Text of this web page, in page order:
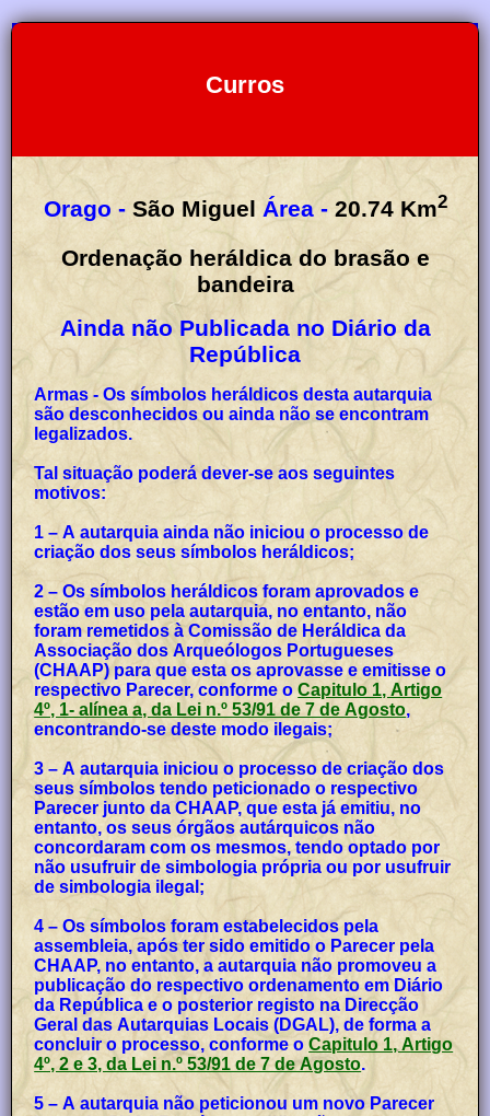
Curros
Orago - São Miguel Área - 20.74 Km2
Ordenação heráldica do brasão e
bandeira
Ainda não Publicada no Diário da
República
Armas - Os símbolos heráldicos desta autarquia
são desconhecidos ou ainda não se encontram
legalizados.
Tal situação poderá dever-se aos seguintes
motivos:
1 – A autarquia ainda não iniciou o processo de
criação dos seus símbolos heráldicos;
2 – Os símbolos heráldicos foram aprovados e
estão em uso pela autarquia, no entanto, não
foram remetidos à Comissão de Heráldica da
Associação dos Arqueólogos Portugueses
(CHAAP) para que esta os aprovasse e emitisse o
respectivo Parecer, conforme oCapitulo 1, Artigo
4º, 1- alínea a, da Lei n.º 53/91 de 7 de Agosto,
encontrando-se deste modo ilegais;
3 – A autarquia iniciou o processo de criação dos
seus símbolos tendo peticionado o respectivo
Parecer junto da CHAAP, que esta já emitiu, no
entanto, os seus órgãos autárquicos não
concordaram com os mesmos, tendo optado por
não usufruir de simbologia própria ou por usufruir
de simbologia ilegal;
4 – Os símbolos foram estabelecidos pela
assembleia, após ter sido emitido o Parecer pela
CHAAP, no entanto, a autarquia não promoveu a
publicação do respectivo ordenamento em Diário
da República e o posterior registo na Direcção
Geral das Autarquias Locais (DGAL), de forma a
concluir o processo, conforme oCapitulo 1, Artigo
4º, 2 e 3, da Lei n.º 53/91 de 7 de Agosto.
5 – A autarquia não peticionou um novo Parecer